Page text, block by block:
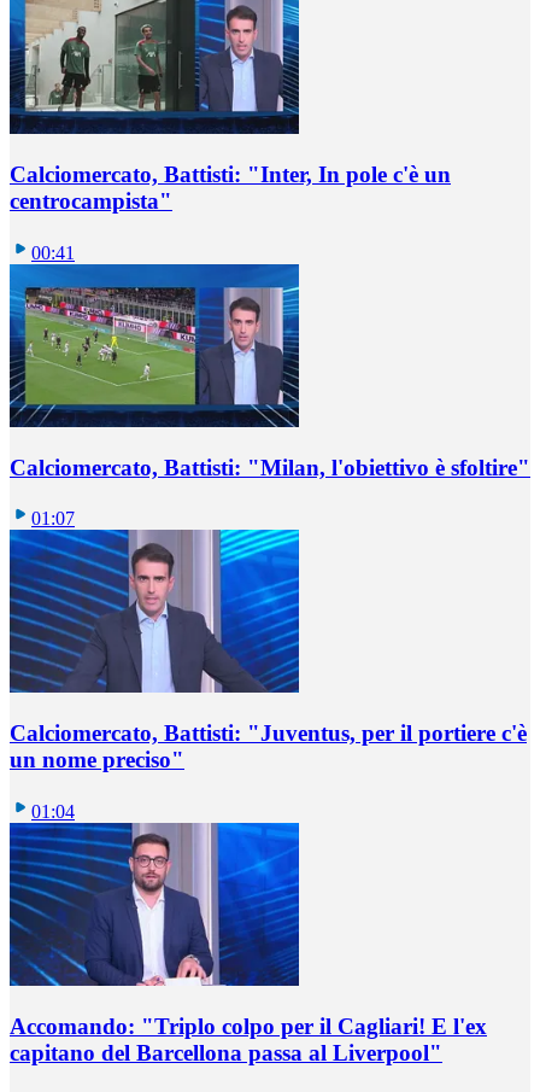
Calciomercato, Battisti: "Inter, In pole c'è un
centrocampista"
00:41
Calciomercato, Battisti: "Milan, l'obiettivo è sfoltire"
01:07
Calciomercato, Battisti: "Juventus, per il portiere c'è
un nome preciso"
01:04
Accomando: "Triplo colpo per il Cagliari! E l'ex
capitano del Barcellona passa al Liverpool"